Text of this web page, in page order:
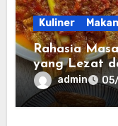
Kuliner
Rahasia
yang Lezat
Hariadmin